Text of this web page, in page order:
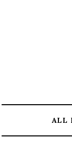
ALL